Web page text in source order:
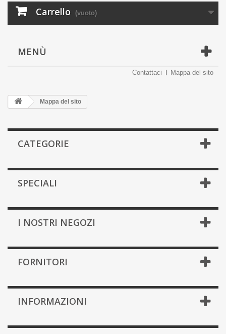
Carrello (vuoto)
MENÙ
Contattaci Mappa del sito
Mappa del sito
CATEGORIE
SPECIALI
I NOSTRI NEGOZI
FORNITORI
INFORMAZIONI